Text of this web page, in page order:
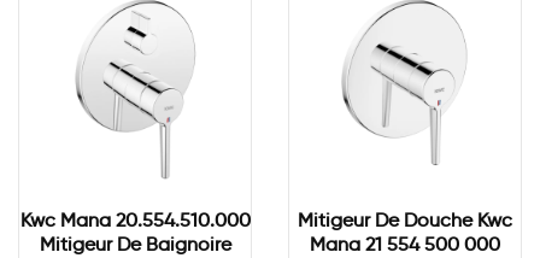
Kwc Mana 20.554.510.000
Mitigeur De Baignoire
Mitigeur De Douche Kwc
Mana 21 554 500 000